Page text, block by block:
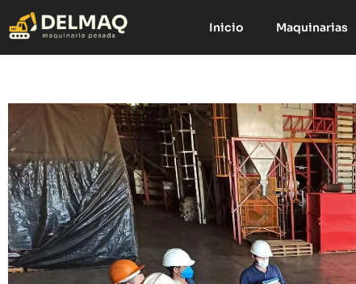
Inicio Maquinarias